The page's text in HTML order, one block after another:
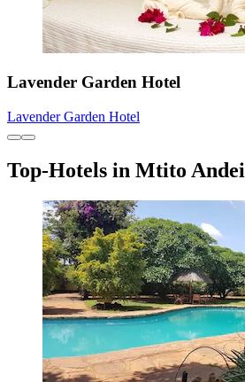
Lavender Garden Hotel
Lavender Garden Hotel
Top-Hotels in Mtito Andei